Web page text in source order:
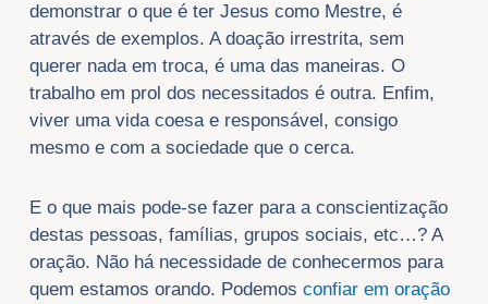
demonstrar o que é ter Jesus como Mestre, é
através de exemplos. A doação irrestrita, sem
querer nada em troca, é uma das maneiras. O
trabalho em prol dos necessitados é outra. Enfim,
viver uma vida coesa e responsável, consigo
mesmo e com a sociedade que o cerca.
E o que mais pode-se fazer para a conscientização
destas pessoas, famílias, grupos sociais, etc…? A
oração. Não há necessidade de conhecermos para
quem estamos orando. Podemos confiar em oração